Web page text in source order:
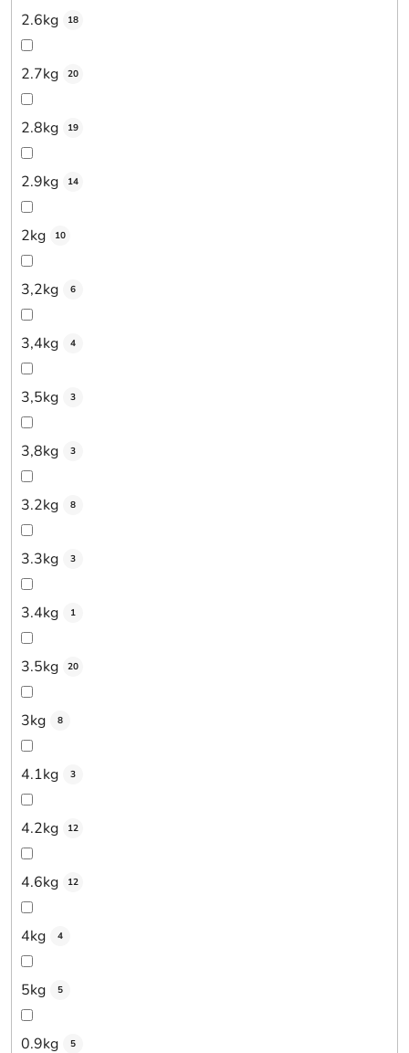
2.6kg 18
2.7kg 20
2.8kg 19
2.9kg 14
2kg 10
3,2kg 6
3,4kg 4
3,5kg 3
3,8kg 3
3.2kg 8
3.3kg 3
3.4kg 1
3.5kg 20
3kg 8
4.1kg 3
4.2kg 12
4.6kg 12
4kg 4
5kg 5
0.9kg 5